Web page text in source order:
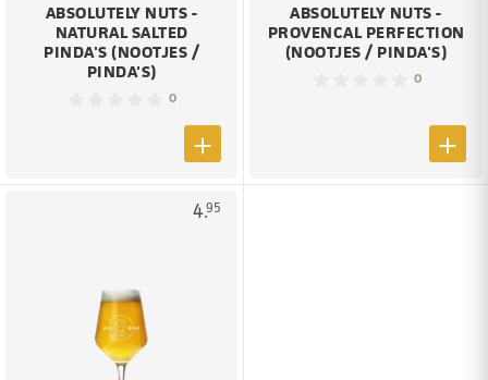
ABSOLUTELY NUTS -
NATURAL SALTED
PINDA'S (NOOTJES /
PINDA'S)
0
ABSOLUTELY NUTS -
PROVENCAL PERFECTION
(NOOTJES / PINDA'S)
0
4.95